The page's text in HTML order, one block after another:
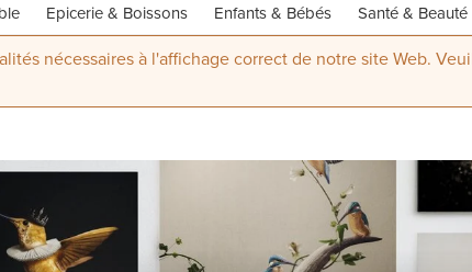
Epicerie & Boissons Enfants & Bébés Santé & Beauté
nécessaires à l'affichage correct de notre site Web.